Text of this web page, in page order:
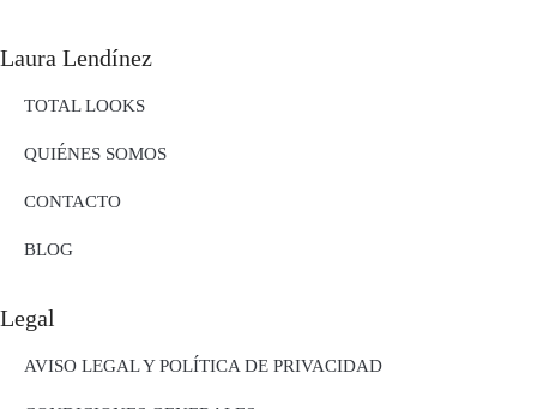
Laura Lendínez
TOTAL LOOKS
QUIÉNES SOMOS
CONTACTO
BLOG
Legal
AVISO LEGAL Y POLÍTICA DE PRIVACIDAD